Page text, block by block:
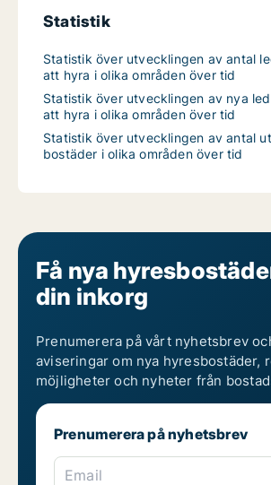
Statistik
Statistik över utvecklingen av antal
att hyra i olika områden över tid
Statistik över utvecklingen av nya
att hyra i olika områden över tid
Statistik över utvecklingen av antal
bostäder i olika områden över tid
Få nya
din inkorg
Prenumerera på vårt nyhetsbrev
aviseringar om nya hyresbostäder,
möjligheter och nyheter från
Prenumerera på nyhetsbrev
Email